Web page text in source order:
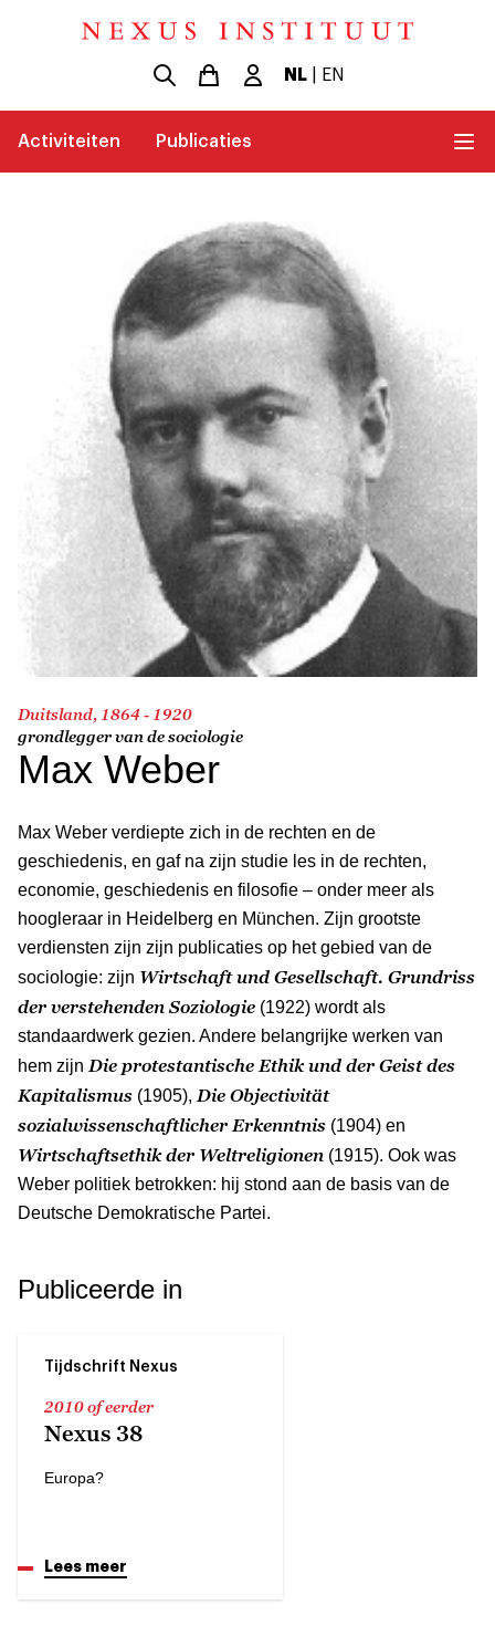
NL| EN
Activiteiten Publicaties
Duitsland, 1864 - 1920
grondlegger van de sociologie
Max Weber
Max Weber verdiepte zich in de rechten en de
geschiedenis, en gaf na zijn studie les in de rechten,
economie, geschiedenis en filosofie – onder meer als
hoogleraar in Heidelberg en München. Zijn grootste
verdiensten zijn zijn publicaties op het gebied van de
sociologie: zijn Wirtschaft und Gesellschaft. Grundriss
der verstehenden Soziologie (1922) wordt als
standaardwerk gezien. Andere belangrijke werken van
hem zijn Die protestantische Ethik und der Geist des
Kapitalismus (1905), Die Objectivität
sozialwissenschaftlicher Erkenntnis (1904) en
Wirtschaftsethik der Weltreligionen (1915). Ook was
Weber politiek betrokken: hij stond aan de basis van de
Deutsche Demokratische Partei.
Publiceerde in
Tijdschrift Nexus
2010 of eerder
Nexus 38
Europa?
Lees meer